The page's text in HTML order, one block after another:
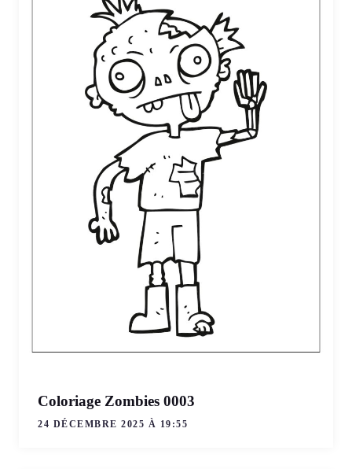
Coloriage Zombies 0003
24 DÉCEMBRE 2025 À 19:55